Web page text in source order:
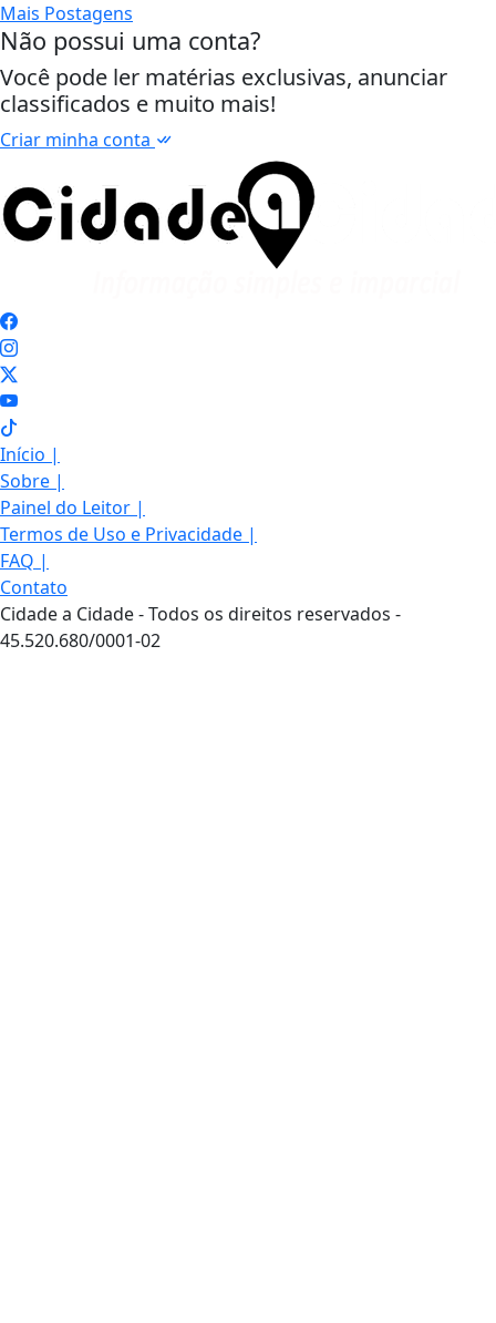
Mais Postagens
Não possui uma conta?
Você pode ler matérias exclusivas, anunciar
classificados e muito mais!
Criar minha conta
Início |
Sobre |
Painel do Leitor |
Termos de Uso e Privacidade |
FAQ |
Contato
Cidade a Cidade - Todos os direitos reservados -
45.520.680/0001-02